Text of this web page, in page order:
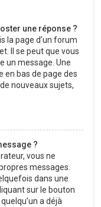
une réponse ?
la page d’un forum
Il se peut que vous
un message. Une
en bas de page des
nouveaux sujets,
?
vous ne
messages.
dans une
sur le bouton
a déjà